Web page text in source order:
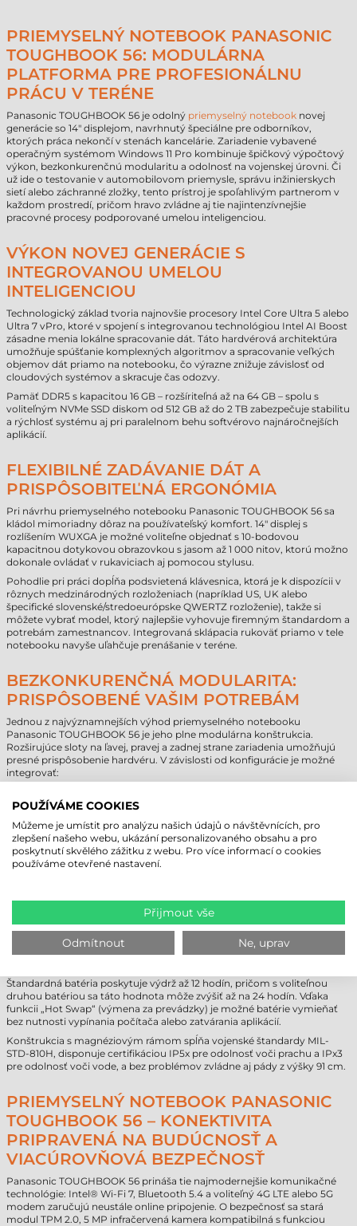
PRIEMYSELNÝ NOTEBOOK PANASONIC
TOUGHBOOK 56: MODULÁRNA
PLATFORMA PRE PROFESIONÁLNU
PRÁCU V TERÉNE
Panasonic TOUGHBOOK 56 je odolný priemyselný notebook novej
generácie so 14" displejom, navrhnutý špeciálne pre odborníkov,
ktorých práca nekončí v stenách kancelárie. Zariadenie vybavené
operačným systémom Windows 11 Pro kombinuje špičkový výpočtový
výkon, bezkonkurenčnú modularitu a odolnosť na vojenskej úrovni. Či
už ide o testovanie v automobilovom priemysle, správu inžinierskych
sietí alebo záchranné zložky, tento prístroj je spoľahlivým partnerom v
každom prostredí, pričom hravo zvládne aj tie najintenzívnejšie
pracovné procesy podporované umelou inteligenciou.
VÝKON NOVEJ GENERÁCIE S
INTEGROVANOU UMELOU
INTELIGENCIOU
Technologický základ tvoria najnovšie procesory Intel Core Ultra 5 alebo
Ultra 7 vPro, ktoré v spojení s integrovanou technológiou Intel AI Boost
zásadne menia lokálne spracovanie dát. Táto hardvérová architektúra
umožňuje spúšťanie komplexných algoritmov a spracovanie veľkých
objemov dát priamo na notebooku, čo výrazne znižuje závislosť od
cloudových systémov a skracuje čas odozvy.
Pamäť DDR5 s kapacitou 16 GB – rozšíriteľná až na 64 GB – spolu s
voliteľným NVMe SSD diskom od 512 GB až do 2 TB zabezpečuje stabilitu
a rýchlosť systému aj pri paralelnom behu softvérovo najnáročnejších
aplikácií.
FLEXIBILNÉ ZADÁVANIE DÁT A
PRISPÔSOBITEĽNÁ ERGONÓMIA
Pri návrhu priemyselného notebooku Panasonic TOUGHBOOK 56 sa
kládol mimoriadny dôraz na používateľský komfort. 14" displej s
rozlíšením WUXGA je možné voliteľne objednať s 10-bodovou
kapacitnou dotykovou obrazovkou s jasom až 1 000 nitov, ktorú možno
dokonale ovládať v rukaviciach aj pomocou stylusu.
Pohodlie pri práci dopĺňa podsvietená klávesnica, ktorá je k dispozícii v
rôznych medzinárodných rozloženiach (napríklad US, UK alebo
špecifické slovenské/stredoeurópske QWERTZ rozloženie), takže si
môžete vybrať model, ktorý najlepšie vyhovuje firemným štandardom a
potrebám zamestnancov. Integrovaná sklápacia rukoväť priamo v tele
notebooku navyše uľahčuje prenášanie v teréne.
BEZKONKURENČNÁ MODULARITA:
PRISPÔSOBENÉ VAŠIM POTREBÁM
Jednou z najvýznamnejších výhod priemyselného notebooku
Panasonic TOUGHBOOK 56 je jeho plne modulárna konštrukcia.
Rozširujúce sloty na ľavej, pravej a zadnej strane zariadenia umožňujú
presné prispôsobenie hardvéru. V závislosti od konfigurácie je možné
integrovať:
alebo DVD mechanika.
čítačka čipových kariet (Smart Card).
Zadná strana: Voliteľné rozhrania ako VGA, sériový port (True
Serial), dodatočné konektory USB-A alebo USB-C, prípadne
natívne LAN porty. Táto flexibilita eliminuje potrebu externých
NEPRETRŽITÁ PREVÁDZKA A EXTRÉMNA
ODOLNOSŤ
Štandardná batéria poskytuje výdrž až 12 hodín, pričom s voliteľnou
druhou batériou sa táto hodnota môže zvýšiť až na 24 hodín. Vďaka
funkcii „Hot Swap“ (výmena za prevádzky) je možné batérie vymieňať
bez nutnosti vypínania počítača alebo zatvárania aplikácií.
Konštrukcia s magnéziovým rámom spĺňa vojenské štandardy MIL-
STD-810H, disponuje certifikáciou IP5x pre odolnosť voči prachu a IPx3
pre odolnosť voči vode, a bez problémov zvládne aj pády z výšky 91 cm.
PRIEMYSELNÝ NOTEBOOK PANASONIC
TOUGHBOOK 56 – KONEKTIVITA
PRIPRAVENÁ NA BUDÚCNOSŤ A
VIACÚROVŇOVÁ BEZPEČNOSŤ
Panasonic TOUGHBOOK 56 prináša tie najmodernejšie komunikačné
technológie: Intel® Wi-Fi 7, Bluetooth 5.4 a voliteľný 4G LTE alebo 5G
modem zaručujú neustále online pripojenie. O bezpečnosť sa stará
modul TPM 2.0, 5 MP infračervená kamera kompatibilná s funkciou
POUŽÍVÁME COOKIES
Můžeme je umístit pro analýzu našich údajů o návštěvnících, pro
zlepšení našeho webu, ukázání personalizovaného obsahu a pro
poskytnutí skvělého zážitku z webu. Pro více informací o cookies
používáme otevřené nastavení.
Přijmout vše
Odmítnout Ne, uprav